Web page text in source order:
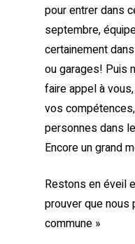
pour entrer dans
septembre,
certainement
ou garages! Puis
faire appel à
vos
personnes dans
Encore un grand
Restons en éveil
prouver que
commune »